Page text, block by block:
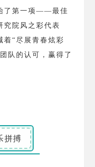
了第一项——最佳
究院风之彩代表
着“尽展青春炫彩
队的认可，赢得了
拼搏